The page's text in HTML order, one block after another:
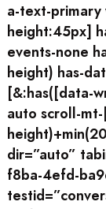
a-text-
height:45px]
events-none
height) has-
[&:has([data-
auto scroll-
dir=”auto”
f8ba-4efd-